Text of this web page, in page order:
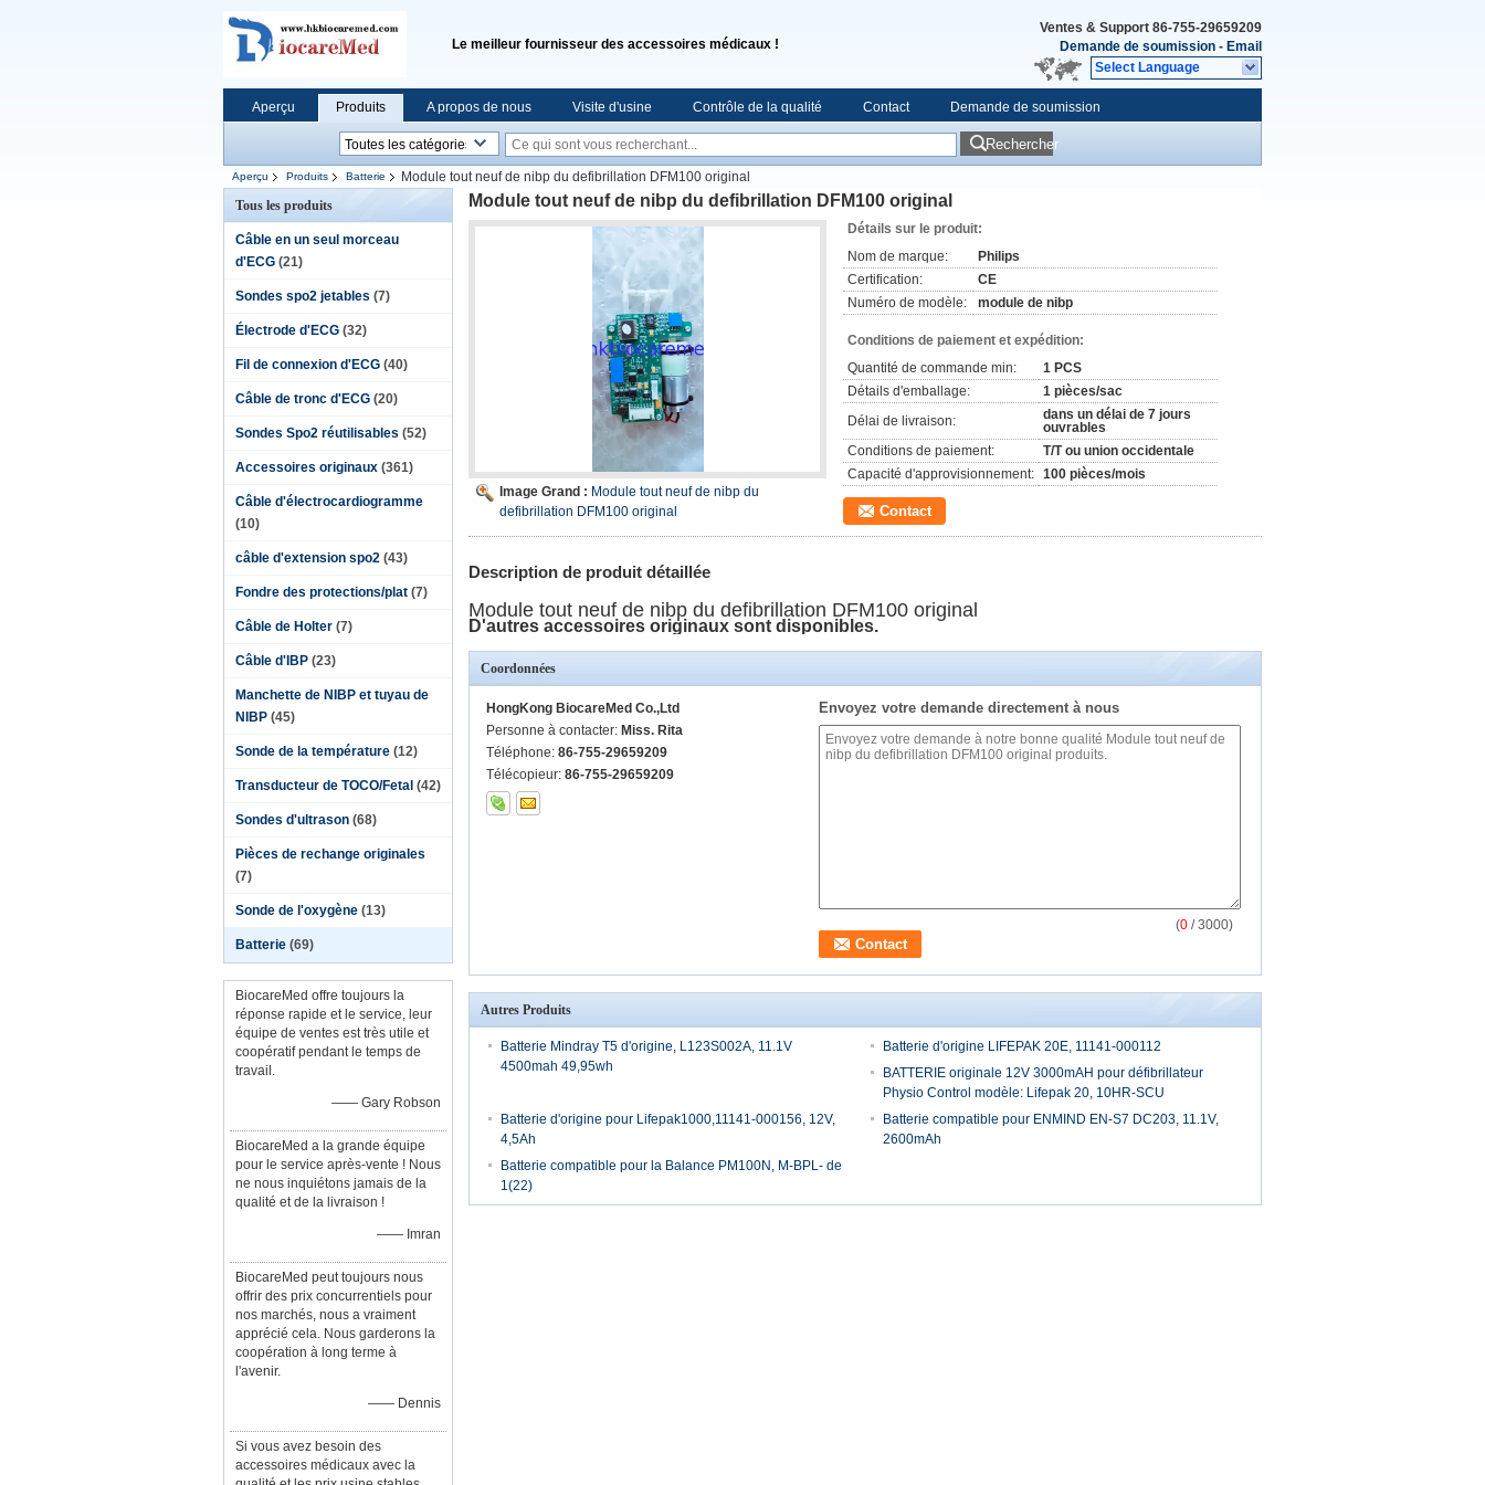
Le meilleur fournisseur des accessoires médicaux !
Ventes & Support 86-755-29659209
Demande de soumission - Email
Select Language
Aperçu Produits A propos de nous Visite d'usine Contrôle de la qualité Contact Demande de soumission
Rechercher
Aperçu Produits Batterie
Module tout neuf de nibp du defibrillation DFM100 original
Tous les produits
Câble en un seul morceau
d'ECG (21)
Sondes spo2 jetables (7)
Électrode d'ECG (32)
Fil de connexion d'ECG (40)
Câble de tronc d'ECG (20)
Sondes Spo2 réutilisables (52)
Accessoires originaux (361)
Câble d'électrocardiogramme
(10)
câble d'extension spo2 (43)
Fondre des protections/plat (7)
Câble de Holter (7)
Câble d'IBP (23)
Manchette de NIBP et tuyau de
NIBP (45)
Sonde de la température (12)
Transducteur de TOCO/Fetal (42)
Sondes d'ultrason (68)
Pièces de rechange originales
(7)
Sonde de l'oxygène (13)
Batterie (69)
BiocareMed offre toujours la
réponse rapide et le service, leur
équipe de ventes est très utile et
coopératif pendant le temps de
travail.
—— Gary Robson
BiocareMed a la grande équipe
pour le service après-vente ! Nous
ne nous inquiétons jamais de la
qualité et de la livraison !
—— Imran
BiocareMed peut toujours nous
offrir des prix concurrentiels pour
nos marchés, nous a vraiment
apprécié cela. Nous garderons la
coopération à long terme à
l'avenir.
—— Dennis
Si vous avez besoin des
accessoires médicaux avec la
Module tout neuf de nibp du defibrillation DFM100 original
Image Grand : Module tout neuf de nibp du
defibrillation DFM100 original
Détails sur le produit:
Nom de marque:
Philips
Certification:
CE
Numéro de modèle:
module de nibp
Conditions de paiement et expédition:
Quantité de commande min:
1 PCS
Détails d'emballage:
1 pièces/sac
Délai de livraison:
dans un délai de 7 jours
ouvrables
Conditions de paiement:
T/T ou union occidentale
Capacité d'approvisionnement: 100 pièces/mois
Contact
Description de produit détaillée
Module tout neuf de nibp du defibrillation DFM100 original
D'autres accessoires originaux sont disponibles.
Coordonnées
HongKong BiocareMed Co.,Ltd
Personne à contacter: Miss. Rita
Téléphone: 86-755-29659209
Télécopieur: 86-755-29659209
Envoyez votre demande directement à nous
(0 / 3000)
Autres Produits
Batterie Mindray T5 d'origine, L123S002A, 11.1V
4500mah 49,95wh
Batterie d'origine LIFEPAK 20E, 11141-000112
BATTERIE originale 12V 3000mAH pour défibrillateur
Physio Control modèle: Lifepak 20, 10HR-SCU
Batterie d'origine pour Lifepak1000,11141-000156, 12V,
4,5Ah
Batterie compatible pour ENMIND EN-S7 DC203, 11.1V,
2600mAh
Batterie compatible pour la Balance PM100N, M-BPL- de
1(22)